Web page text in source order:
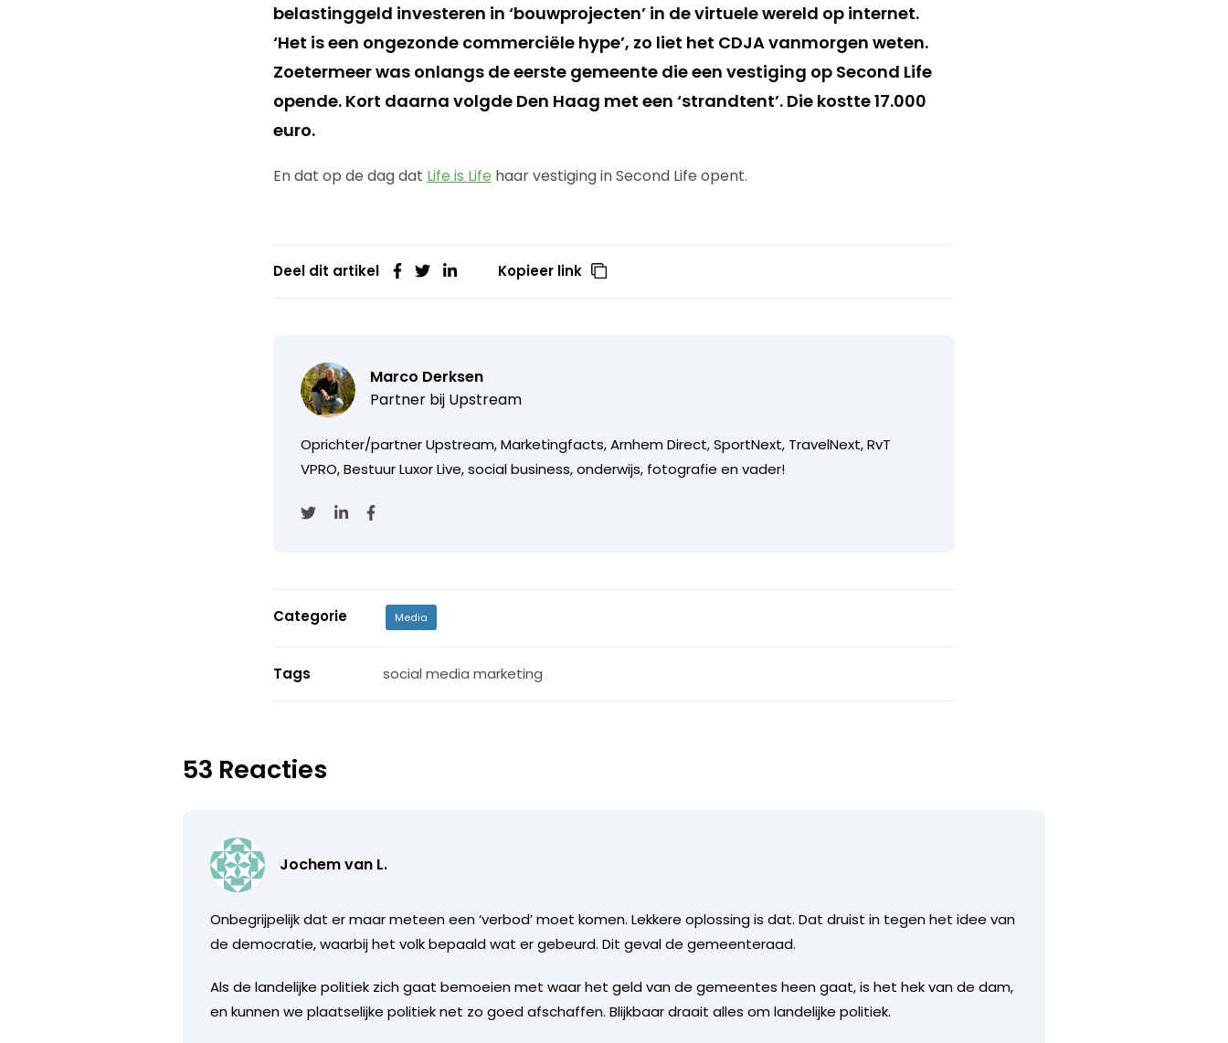
belastinggeld investeren in ‘bouwprojecten’ in de virtuele wereld op internet.
‘Het is een ongezonde commerciële hype’, zo liet het CDJA vanmorgen weten.
Zoetermeer was onlangs de eerste gemeente die een vestiging op Second Life
opende. Kort daarna volgde Den Haag met een ‘strandtent’. Die kostte 17.000
euro.
En dat op de dag dat Life is Life haar vestiging in Second Life opent.
Deel dit artikel Kopieer link
Marco Derksen
Partner bij Upstream
Oprichter/partner Upstream, Marketingfacts, Arnhem Direct, SportNext, TravelNext, RvT
VPRO, Bestuur Luxor Live, social business, onderwijs, fotografie en vader!
Categorie Media
Tags social media marketing
53 Reacties
Jochem van L.
Onbegrijpelijk dat er maar meteen een ‘verbod’ moet komen. Lekkere oplossing is dat. Dat druist in tegen het idee van
de democratie, waarbij het volk bepaald wat er gebeurd. Dit geval de gemeenteraad.
Als de landelijke politiek zich gaat bemoeien met waar het geld van de gemeentes heen gaat, is het hek van de dam,
en kunnen we plaatselijke politiek net zo goed afschaffen. Blijkbaar draait alles om landelijke politiek.